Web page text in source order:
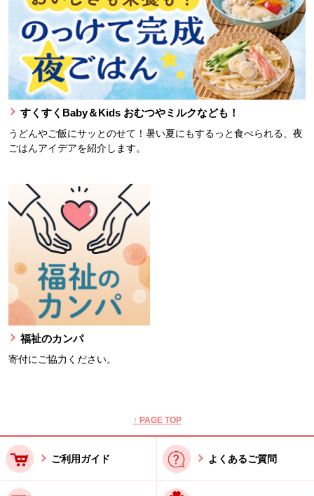
すくすくBaby＆Kids おむつやミルクなども！
うどんやご飯にサッとのせて！暑い夏にもするっと食べられる、夜
ごはんアイデアを紹介します。
福祉のカンパ
寄付にご協力ください。
↑ PAGE TOP
ご利用ガイド よくあるご質問